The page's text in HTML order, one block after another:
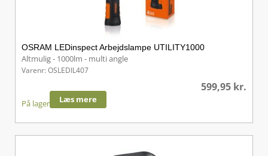
OSRAM LEDinspect Arbejdslampe UTILITY1000
Altmulig - 1000lm - multi angle
Varenr: OSLEDIL407
599,95 kr.
På lager Læs mere